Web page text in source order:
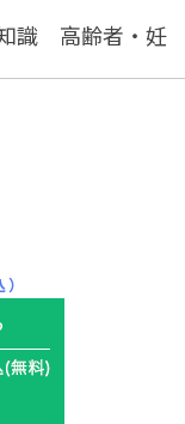
識 高齢者・妊